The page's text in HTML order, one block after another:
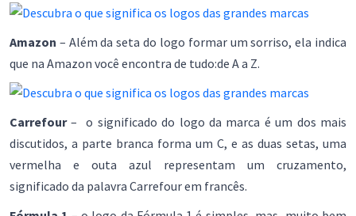
Amazon – Além da seta do logo formar um sorriso, ela indica
que na Amazon você encontra de tudo:de A a Z.
Carrefour– o significado do logo da marca é um dos mais
discutidos, a parte branca forma um C, e as duas setas, uma
vermelha e outa azul representam um cruzamento,
significado da palavra Carrefour em francês.